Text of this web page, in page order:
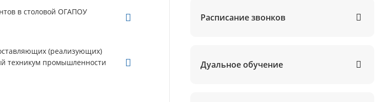
в столовой ОГАПОУ
(реализующих)
техникум промышленности
Расписание звонков
Дуальное обучение